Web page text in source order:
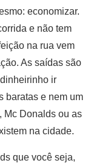
economizar.
e não tem
na rua vem
As saídas são
ir
baratas e nem um
Mc Donalds ou as
na cidade.
que você seja,